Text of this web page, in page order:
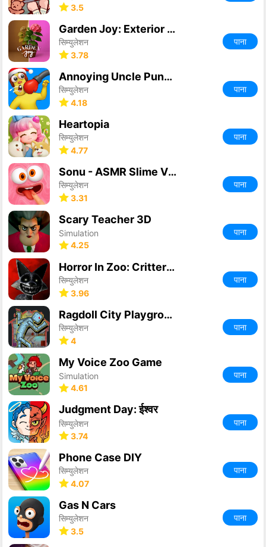
3.5
Garden Joy: Exterior Designer
सिम्युलेशन
3.78
पाना
Annoying Uncle Punch Game
सिम्युलेशन
4.18
पाना
Heartopia
सिम्युलेशन
4.77
पाना
Sonu - ASMR Slime Virtual Pet
सिम्युलेशन
3.31
पाना
Scary Teacher 3D
Simulation
4.25
पाना
Horror In Zoo: Critters Escape
सिम्युलेशन
3.96
पाना
Ragdoll City Playground
सिम्युलेशन
4
पाना
My Voice Zoo Game
Simulation
4.61
पाना
Judgment Day: ईश्वर
सिम्युलेशन
3.74
पाना
Phone Case DIY
सिम्युलेशन
4.07
पाना
Gas N Cars
सिम्युलेशन
3.5
पाना